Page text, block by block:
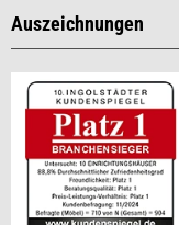
Auszeichnungen